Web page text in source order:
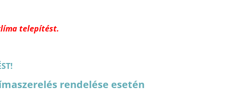
telepítést.
rendelése esetén